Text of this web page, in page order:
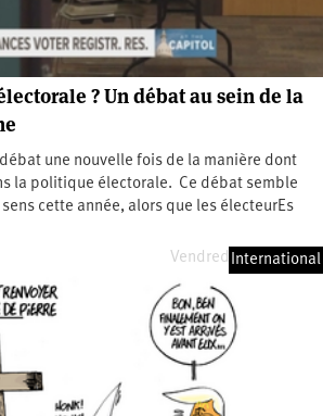
? Un débat au sein de la
une nouvelle fois de la manière dont
la politique électorale. Ce débat semble
cette année, alors que les électeurEs
Vendredi 12 juin 2026
International